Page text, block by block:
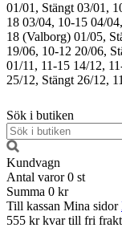
01/01, Stängt 03/01,
18 03/04, 10-15 04/
18 (Valborg) 01/05,
19/06, 10-12 20/06,
01/11, 11-15 14/12,
25/12, Stängt 26/12,
Sök i butiken
Kundvagn
Antal varor 0 st
Summa 0 kr
Till kassan Mina sidor
555 kr kvar till fri